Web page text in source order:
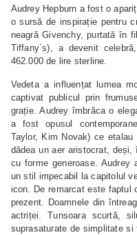
Audrey Hepburn a fost o
o sursă de inspirație pentru
neagră Givenchy, purtată în
Tiffany`s), a devenit
462.000 de lire sterline.
Vedeta a influențat lumea
captivat publicul prin
grație. Audrey îmbrăca o
a fost opusul
Taylor, Kim Novak) ce
dădea un aer aristocrat, deși,
cu forme generoase.
un stil impecabil la capitolul
icon. De remarcat este faptul
prezent. Doamnele din
actriței. Tunsoara scurtă,
suprasaturate de simplitate